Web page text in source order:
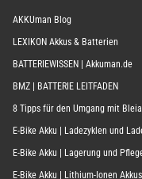
AKKUman Blog
LEXIKON Akkus & Batterien
BATTERIEWISSEN | Akkuman.de
BMZ | BATTERIE LEITFADEN
8 Tipps für den Umgang mit
E-Bike Akku | Ladezyklen und
E-Bike Akku | Lagerung und
E-Bike Akku | Lithium-Ionen